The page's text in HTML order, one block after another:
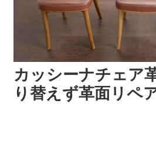
カッシーナチェア
り替えず革面リペ